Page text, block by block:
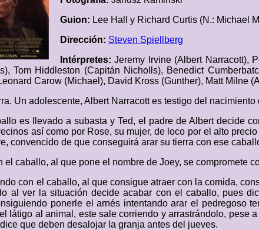
Guion: Lee Hall y Richard Curtis (N.: Michael
Dirección: Steven Spiellberg
Intérpretes:Jeremy Irvine (Albert Narracott),
Tom Hiddleston (Capitán Nicholls), Benedict
Carow (Michael), David Kross (Gunther), Matt Milne
Un adolescente, Albert Narracott es testigo del
es llevado a subasta y Ted, el padre de Albert decide
así como por Rose, su mujer, de loco por el alto
convencido de que conseguirá arar su tierra con ese
el caballo, al que pone el nombre de Joey, se compromete
con el caballo, al que consigue atraer con la comida,
al ver la situación decide acabar con el caballo, pues
ponerle el arnés intentando arar el pedregoso
látigo al animal, este sale corriendo y arrastrándolo,
que deben desalojar la granja antes del jueves.